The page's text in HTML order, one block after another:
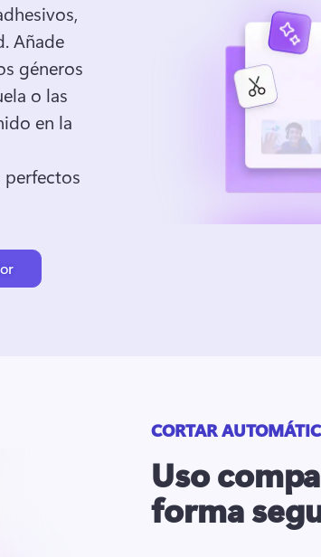
Añade
géneros
o las
en la
CORTAR
Uso
forma